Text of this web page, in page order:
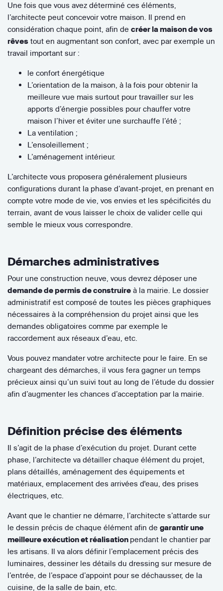
Une fois que vous avez déterminé ces éléments,
l’architecte peut concevoir votre maison. Il prend en
considération chaque point, afin de créer la maison de vos
rêves tout en augmentant son confort, avec par exemple un
travail important sur :
le confort énergétique
L’orientation de la maison, à la fois pour obtenir la
meilleure vue mais surtout pour travailler sur les
apports d’énergie possibles pour chauffer votre
maison l’hiver et éviter une surchauffe l’été ;
La ventilation ;
L’ensoleillement ;
L’aménagement intérieur.
L’architecte vous proposera généralement plusieurs
configurations durant la phase d’avant-projet, en prenant en
compte votre mode de vie, vos envies et les spécificités du
terrain, avant de vous laisser le choix de valider celle qui
semble le mieux vous correspondre.
Démarches administratives
Pour une construction neuve, vous devrez déposer une
demande de permis de construire à la mairie. Le dossier
administratif est composé de toutes les pièces graphiques
nécessaires à la compréhension du projet ainsi que les
demandes obligatoires comme par exemple le
raccordement aux réseaux d’eau, etc.
Vous pouvez mandater votre architecte pour le faire. En se
chargeant des démarches, il vous fera gagner un temps
précieux ainsi qu’un suivi tout au long de l’étude du dossier
afin d’augmenter les chances d’acceptation par la mairie.
Définition précise des éléments
Il s’agit de la phase d’exécution du projet. Durant cette
phase, l’architecte va détailler chaque élément du projet,
plans détaillés, aménagement des équipements et
matériaux, emplacement des arrivées d'eau, des prises
électriques, etc.
Avant que le chantier ne démarre, l’architecte s’attarde sur
le dessin précis de chaque élément afin de garantir une
meilleure exécution et réalisation pendant le chantier par
les artisans. Il va alors définir l’emplacement précis des
luminaires, dessiner les détails du dressing sur mesure de
l’entrée, de l’espace d’appoint pour se déchausser, de la
cuisine, de la salle de bain, etc.